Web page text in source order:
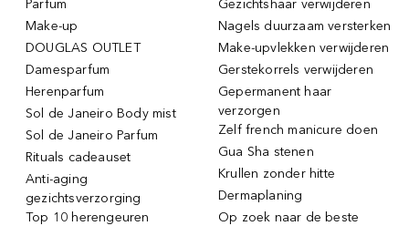
Parfum
Make-up
DOUGLAS OUTLET
Damesparfum
Herenparfum
Sol de Janeiro Body mist
Sol de Janeiro Parfum
Rituals cadeauset
Anti-aging
gezichtsverzorging
Top 10 herengeuren
Gezichtshaar verwijderen
Nagels duurzaam versterken
Make-upvlekken verwijderen
Gerstekorrels verwijderen
Gepermanent haar
verzorgen
Zelf french manicure doen
Gua Sha stenen
Krullen zonder hitte
Dermaplaning
Op zoek naar de beste